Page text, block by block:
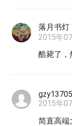
落月书灯
2015年
酷毙了，
2015年
简直高端